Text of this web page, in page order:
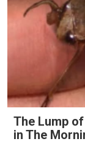
The Lump
in The